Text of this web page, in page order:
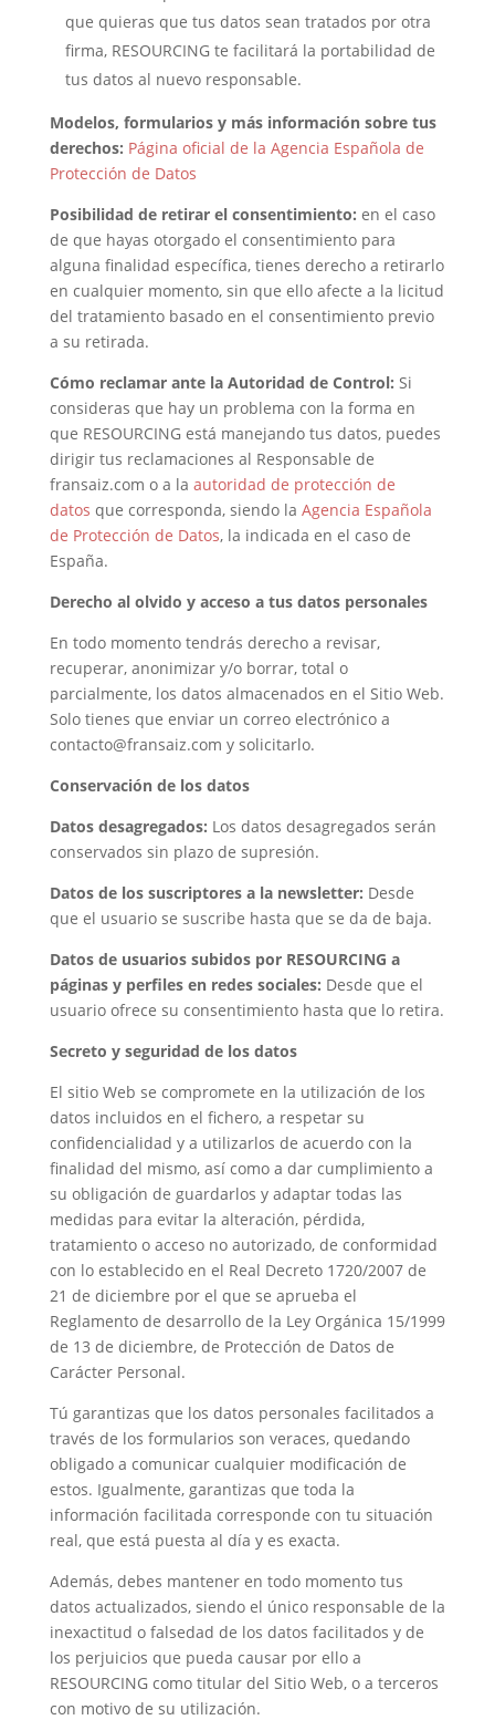
que quieras que tus datos sean tratados por otra
firma, RESOURCING te facilitará la portabilidad de
tus datos al nuevo responsable.
Modelos, formularios y más información sobre tus
derechos: Página oficial de la Agencia Española de
Protección de Datos
Posibilidad de retirar el consentimiento: en el caso
de que hayas otorgado el consentimiento para
alguna finalidad específica, tienes derecho a retirarlo
en cualquier momento, sin que ello afecte a la licitud
del tratamiento basado en el consentimiento previo
a su retirada.
Cómo reclamar ante la Autoridad de Control: Si
consideras que hay un problema con la forma en
que RESOURCING está manejando tus datos, puedes
dirigir tus reclamaciones al Responsable de
fransaiz.com o a la autoridad de protección de
datos que corresponda, siendo la Agencia Española
de Protección de Datos, la indicada en el caso de
España.
Derecho al olvido y acceso a tus datos personales
En todo momento tendrás derecho a revisar,
recuperar, anonimizar y/o borrar, total o
parcialmente, los datos almacenados en el Sitio Web.
Solo tienes que enviar un correo electrónico a
contacto@fransaiz.com y solicitarlo.
Conservación de los datos
Datos desagregados: Los datos desagregados serán
conservados sin plazo de supresión.
Datos de los suscriptores a la newsletter: Desde
que el usuario se suscribe hasta que se da de baja.
Datos de usuarios subidos por RESOURCING a
páginas y perfiles en redes sociales: Desde que el
usuario ofrece su consentimiento hasta que lo retira.
Secreto y seguridad de los datos
El sitio Web se compromete en la utilización de los
datos incluidos en el fichero, a respetar su
confidencialidad y a utilizarlos de acuerdo con la
finalidad del mismo, así como a dar cumplimiento a
su obligación de guardarlos y adaptar todas las
medidas para evitar la alteración, pérdida,
tratamiento o acceso no autorizado, de conformidad
con lo establecido en el Real Decreto 1720/2007 de
21 de diciembre por el que se aprueba el
Reglamento de desarrollo de la Ley Orgánica 15/1999
de 13 de diciembre, de Protección de Datos de
Carácter Personal.
Tú garantizas que los datos personales facilitados a
través de los formularios son veraces, quedando
obligado a comunicar cualquier modificación de
estos. Igualmente, garantizas que toda la
información facilitada corresponde con tu situación
real, que está puesta al día y es exacta.
Además, debes mantener en todo momento tus
datos actualizados, siendo el único responsable de la
inexactitud o falsedad de los datos facilitados y de
los perjuicios que pueda causar por ello a
RESOURCING como titular del Sitio Web, o a terceros
con motivo de su utilización.